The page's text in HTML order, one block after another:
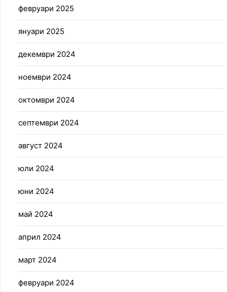
февруари 2025
януари 2025
декември 2024
ноември 2024
октомври 2024
септември 2024
август 2024
юли 2024
юни 2024
май 2024
април 2024
март 2024
февруари 2024